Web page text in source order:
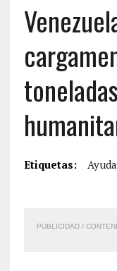
Etiquetas:
PUBLICIDAD /